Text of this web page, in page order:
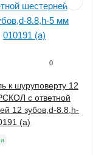
0
к шуруповерту 12
с ответной
12 зубов,d-8.8,h-
(a)